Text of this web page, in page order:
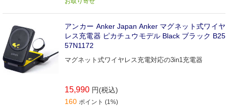
アンカー Anker Japan Anker マグネット式ワイヤ
レス充電器 ピカチュウモデル Black ブラック B25
57N1172
マグネット式ワイヤレス充電対応の3in1充電器
15,990 円(税込)
160 ポイント (1%)